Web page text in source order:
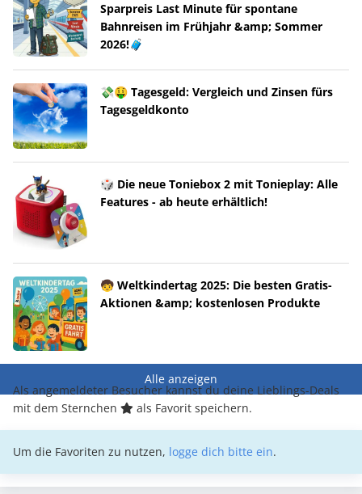
Sparpreis Last Minute für spontane
Bahnreisen im Frühjahr &amp; Sommer
2026!🧳
💸🤑 Tagesgeld: Vergleich und Zinsen fürs
Tagesgeldkonto
🎲 Die neue Toniebox 2 mit Tonieplay: Alle
Features - ab heute erhältlich!
🧒 Weltkindertag 2025: Die besten Gratis-
Aktionen &amp; kostenlosen Produkte
Alle anzeigen
Als angemeldeter Besucher kannst du deine Lieblings-Deals
mit dem Sternchen
als Favorit speichern.
Um die Favoriten zu nutzen, logge dich bitte ein.